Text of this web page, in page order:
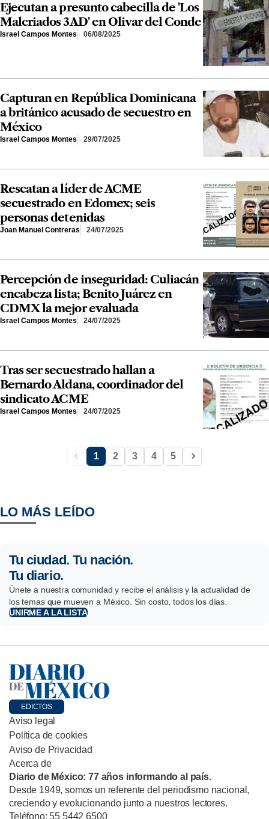
Ejecutan a presunto cabecilla de 'Los
Malcriados 3AD' en Olivar del Conde
Israel Campos Montes 06/08/2025
Capturan en República Dominicana
a británico acusado de secuestro en
México
Israel Campos Montes 29/07/2025
Rescatan a líder de ACME
secuestrado en Edomex; seis
personas detenidas
Joan Manuel Contreras 24/07/2025
Percepción de inseguridad: Culiacán
encabeza lista; Benito Juárez en
CDMX la mejor evaluada
Israel Campos Montes 24/07/2025
Tras ser secuestrado hallan a
Bernardo Aldana, coordinador del
sindicato ACME
Israel Campos Montes 24/07/2025
1 2 3 4 5
LO MÁS LEÍDO
Tu ciudad. Tu nación.
Tu diario.
Únete a nuestra comunidad y recibe el análisis y la actualidad de
los temas que mueven a México. Sin costo, todos los días.
UNIRME A LA LISTA
EDICTOS
Aviso legal
Política de cookies
Aviso de Privacidad
Acerca de
Diario de México: 77 años informando al país.
Desde 1949, somos un referente del periodismo nacional,
creciendo y evolucionando junto a nuestros lectores.
Teléfono: 55 5442 6500